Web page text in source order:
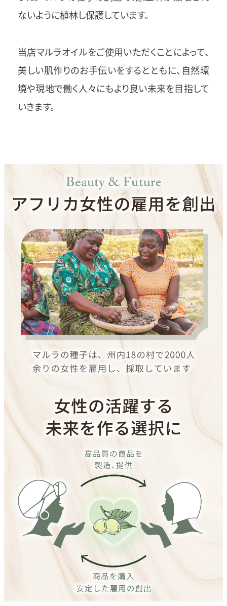
ないように植林し保護しています。
当店マルラオイルをご使用いただくことによって、
美しい肌作りのお手伝いをするとともに、自然環
境や現地で働く人々にもより良い未来を目指して
いきます。